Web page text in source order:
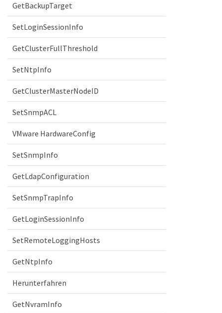
GetBackupTarget
SetLoginSessionInfo
GetClusterFullThreshold
SetNtpInfo
GetClusterMasterNodeID
SetSnmpACL
VMware HardwareConfig
SetSnmpInfo
GetLdapConfiguration
SetSnmpTrapInfo
GetLoginSessionInfo
SetRemoteLoggingHosts
GetNtpInfo
Herunterfahren
GetNvramInfo